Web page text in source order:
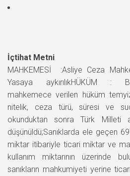
İçtihat Metni
MAHKEMESİ :Asliye Ceza
Yasaya aykırılıkHÜKÜM :
mahkemece verilen hüküm
nitelik, ceza türü, süresi ve
okunduktan sonra Türk Milleti
düşünüldü;Sanıklarda ele geçen
miktar itibariyle ticari miktar ve
kullanım miktarının üzerinde
sanıkların mahkumiyeti yerine ticari